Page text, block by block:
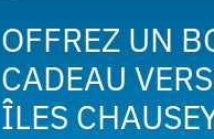
OFFREZ UN
CADEAU
ÎLES